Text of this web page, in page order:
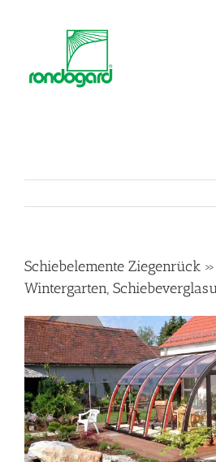
Schiebelemente Ziegenrück
Wintergarten,